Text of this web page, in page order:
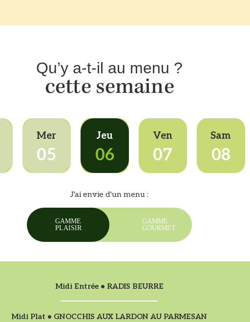
Qu’y a-t-il au menu ?
cette semaine
Mer
05
Jeu
06
Ven
07
Sam
08
J'ai envie d'un menu :
GAMME
PLAISIR
GAMME
GOURMET
Midi Entrée • RADIS BEURRE
Midi Plat • GNOCCHIS AUX LARDON AU PARMESAN